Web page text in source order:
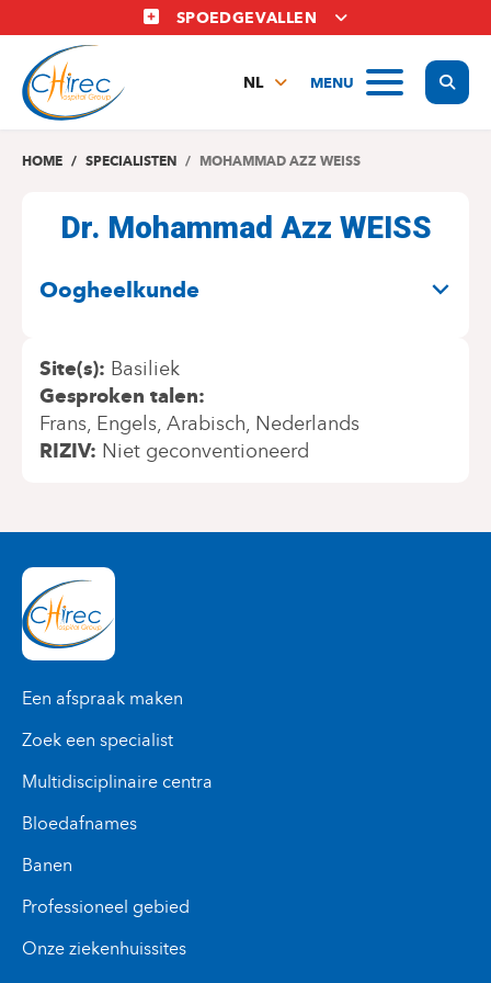
en
naar
inhoud
SPOEDGEVALLEN
MENU
NL
EN
HOME SPECIALISTEN MOHAMMAD AZZ WEISS
Dr. Mohammad Azz WEISS
Oogheelkunde
Site(s) Basiliek
Gesproken talen
Frans Engels Arabisch Nederlands
RIZIV Niet geconventioneerd
Een afspraak maken
Zoek een specialist
Multidisciplinaire centra
Bloedafnames
Banen
Professioneel gebied
Onze ziekenhuissites